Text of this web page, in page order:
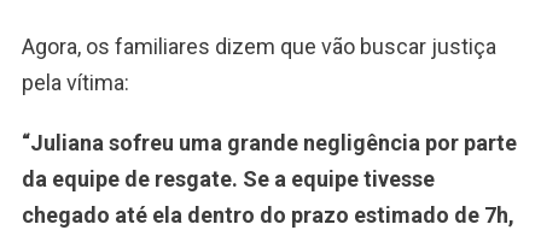
Agora, os familiares dizem que vão buscar justiça
pela vítima:
“Juliana sofreu uma grande negligência por parte
da equipe de resgate. Se a equipe tivesse
chegado até ela dentro do prazo estimado de 7h,